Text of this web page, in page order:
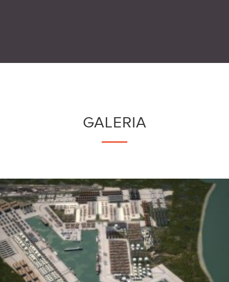
GALERIA